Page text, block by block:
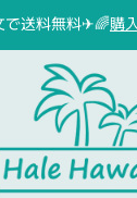
で送料無料✈🌈購